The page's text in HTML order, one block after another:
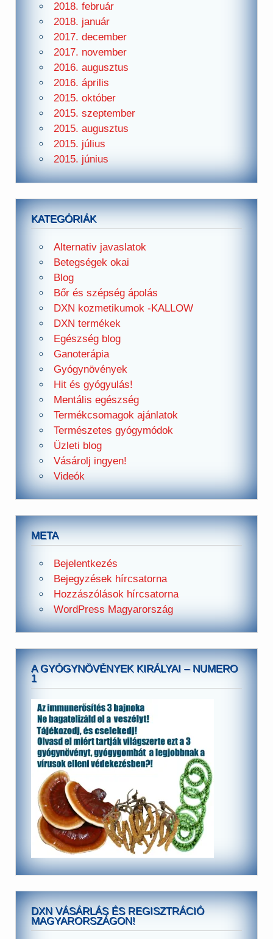
2018. február
2018. január
2017. december
2017. november
2016. augusztus
2016. április
2015. október
2015. szeptember
2015. augusztus
2015. július
2015. június
KATEGÓRIÁK
Alternativ javaslatok
Betegségek okai
Blog
Bőr és szépség ápolás
DXN kozmetikumok -KALLOW
DXN termékek
Egészség blog
Ganoterápia
Gyógynövények
Hit és gyógyulás!
Mentális egészség
Termékcsomagok ajánlatok
Természetes gyógymódok
Üzleti blog
Vásárolj ingyen!
Videók
META
Bejelentkezés
Bejegyzések hírcsatorna
Hozzászólások hírcsatorna
WordPress Magyarország
A GYÓGYNÖVÉNYEK KIRÁLYAI – NUMERO
1
DXN VÁSÁRLÁS ÉS REGISZTRÁCIÓ
MAGYARORSZÁGON!